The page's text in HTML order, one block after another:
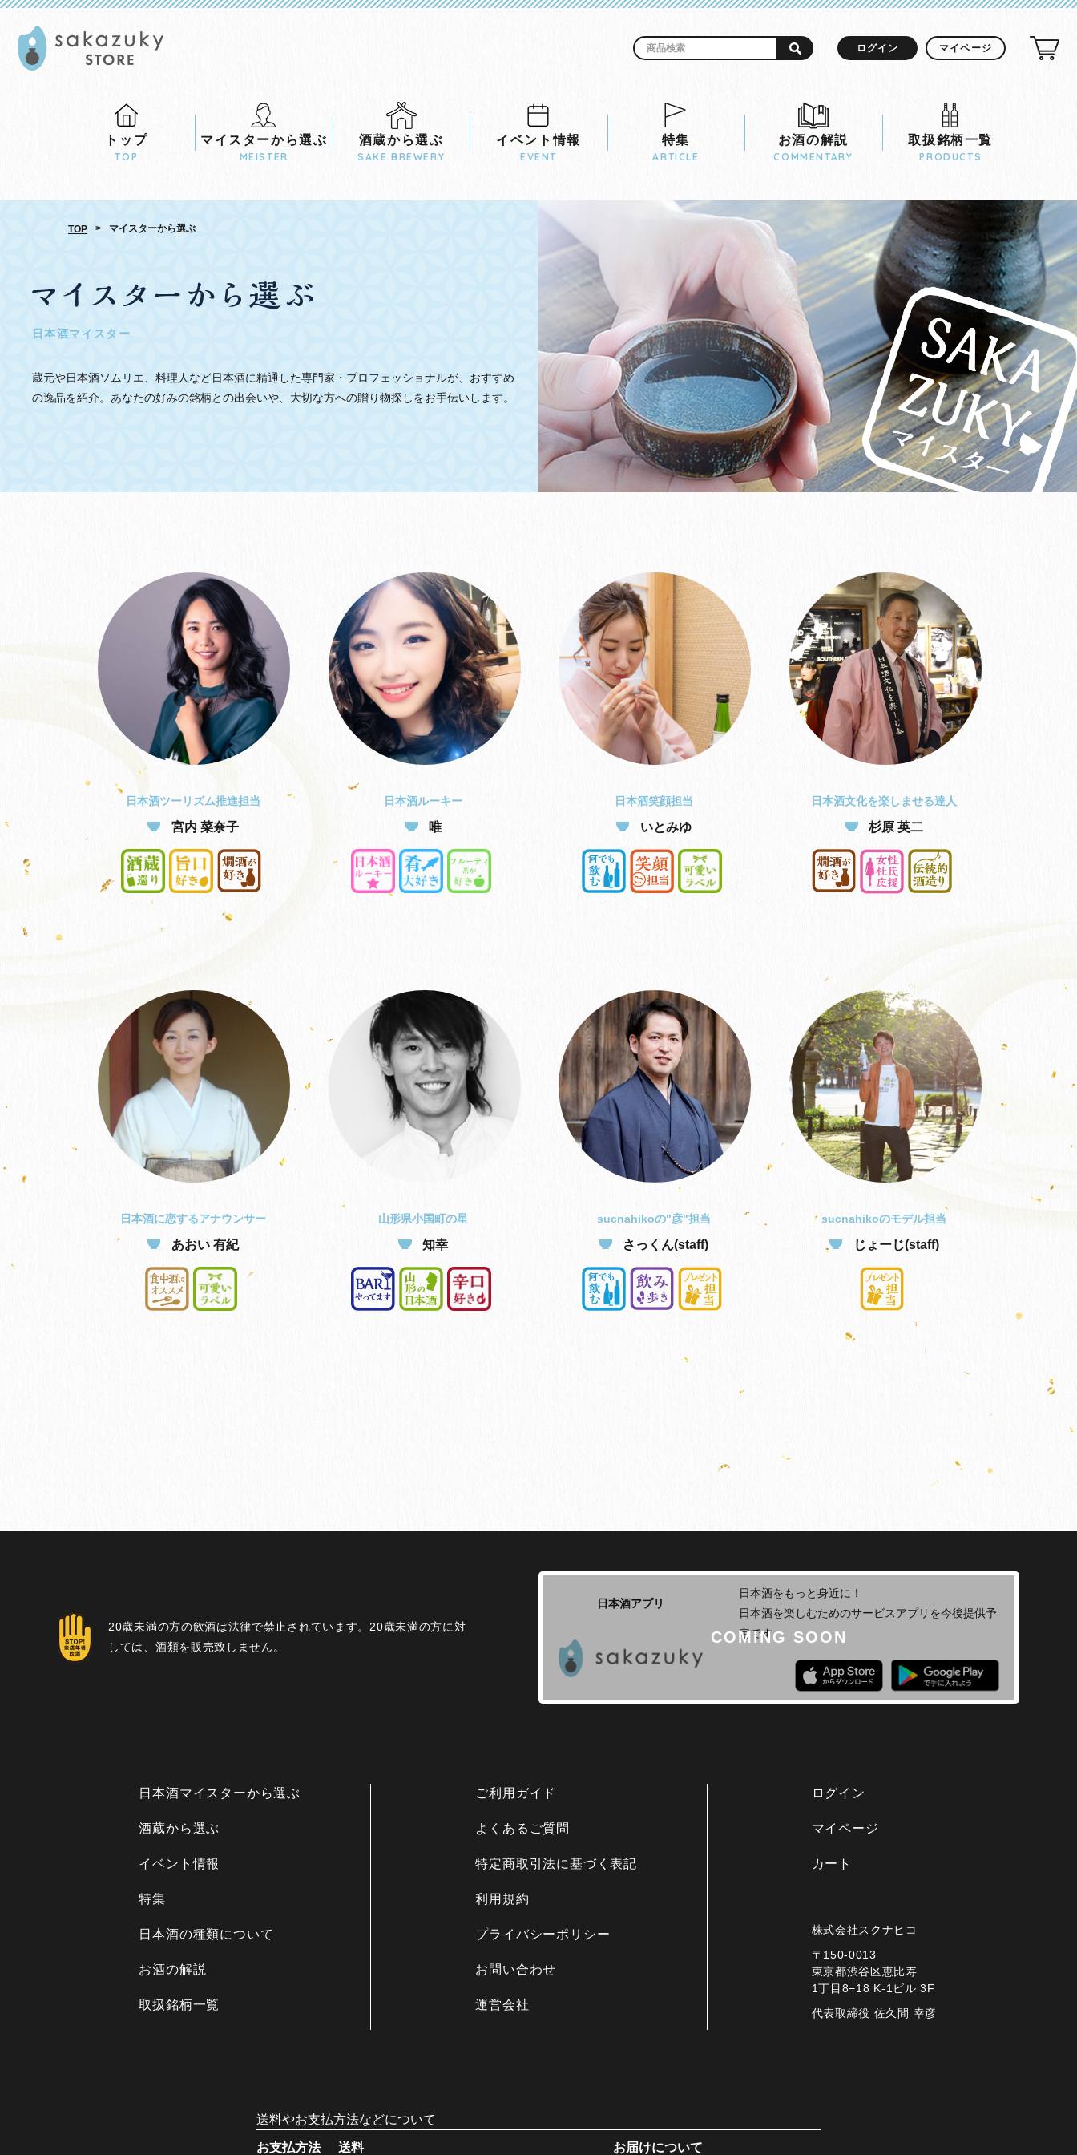
ログイン マイページ
トップ
TOP
マイスターから選ぶ
MEISTER
酒蔵から選ぶ
SAKE BREWERY
イベント情報
EVENT
特集
ARTICLE
お酒の解説
COMMENTARY
取扱銘柄一覧
PRODUCTS
TOP > マイスターから選ぶ
日本酒マイスター
蔵元や⽇本酒ソムリエ、料理人など日本酒に精通した専門家・プロフェッショナルが、おすすめ
の逸品を紹介。あなたの好みの銘柄との出会いや、大切な方への贈り物探しをお手伝いします。
日本酒ツーリズム推進担当
宮内 菜奈子
日本酒ルーキー
唯
日本酒笑顔担当
いとみゆ
日本酒文化を楽しませる達人
杉原 英二
日本酒に恋するアナウンサー
あおい 有紀
山形県小国町の星
知幸
sucnahikoの"彦"担当
さっくん(staff)
sucnahikoのモデル担当
じょーじ(staff)
20歳未満の方の飲酒は法律で禁止されています。20歳未満の方に対
しては、酒類を販売致しません。
日本酒アプリ
日本酒をもっと身近に！
日本酒を楽しむためのサービスアプリを今後提供予
定です。
日本酒マイスターから選ぶ
酒蔵から選ぶ
イベント情報
特集
日本酒の種類について
お酒の解説
取扱銘柄一覧
ご利用ガイド
よくあるご質問
特定商取引法に基づく表記
利用規約
プライバシーポリシー
お問い合わせ
運営会社
ログイン
マイページ
カート
株式会社スクナヒコ
〒150-0013
東京都渋谷区恵比寿
1丁目8−18 K-1ビル 3F
代表取締役 佐久間 幸彦
送料やお支払方法などについて
お支払方法 送料 お届けについて